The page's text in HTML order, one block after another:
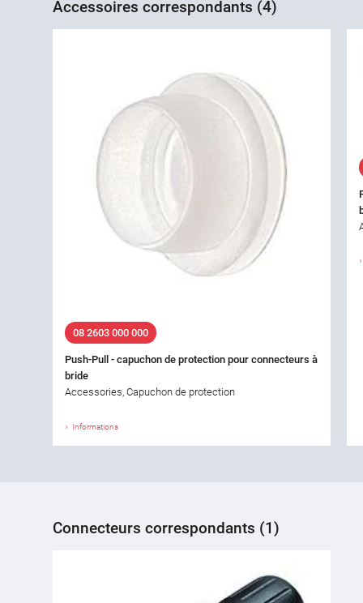
Accessoires correspondants (4)
08 2603 000 000
Push-Pull - capuchon de protection pour connecteurs à
bride
Accessories, Capuchon de protection
Informations
Connecteurs correspondants (1)